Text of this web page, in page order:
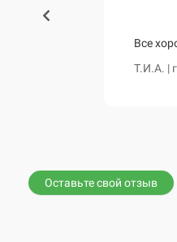
Все
Т.И.А. |
Оставьте свой отзыв